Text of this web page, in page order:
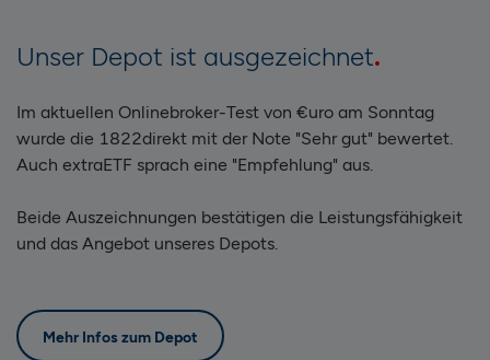
Unser Depot ist ausgezeichnet
Im aktuellen Onlinebroker-Test von €uro am Sonntag
wurde die 1822direkt mit der Note "Sehr gut" bewertet.
Auch extraETF sprach eine "Empfehlung" aus.
Beide Auszeichnungen bestätigen die Leistungsfähigkeit
und das Angebot unseres Depots.
Mehr Infos zum Depot